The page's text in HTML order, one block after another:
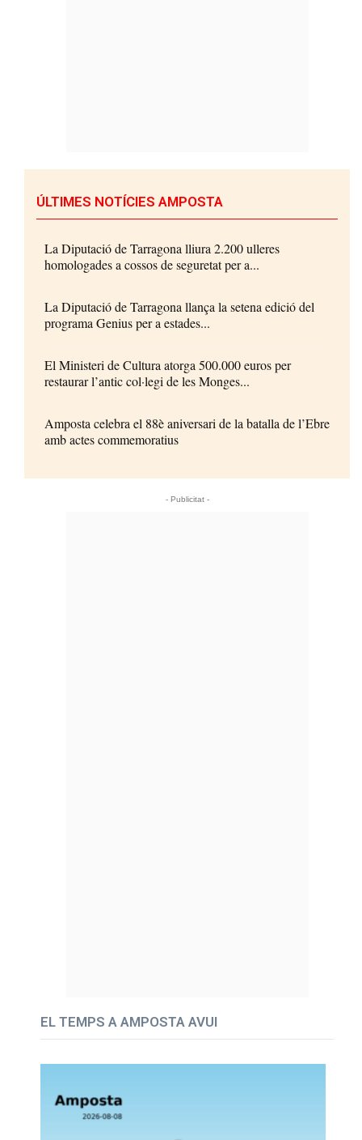
ÚLTIMES NOTÍCIES AMPOSTA
La Diputació de Tarragona lliura 2.200 ulleres
homologades a cossos de seguretat per a...
La Diputació de Tarragona llança la setena edició del
programa Genius per a estades...
El Ministeri de Cultura atorga 500.000 euros per
restaurar l’antic col·legi de les Monges...
Amposta celebra el 88è aniversari de la batalla de l’Ebre
amb actes commemoratius
- Publicitat -
EL TEMPS A AMPOSTA AVUI